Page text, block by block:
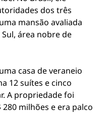
dos três
mansão avaliada
área nobre de
casa de veraneio
12 suítes e cinco
A propriedade foi
milhões e era palco